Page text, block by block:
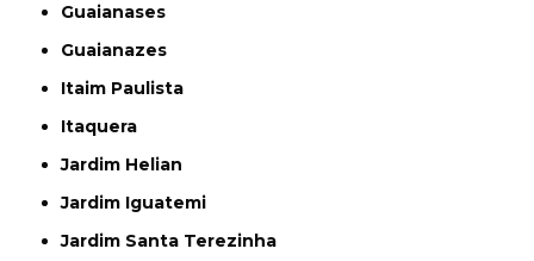
Guaianases
Guaianazes
Itaim Paulista
Itaquera
Jardim Helian
Jardim Iguatemi
Jardim Santa Terezinha